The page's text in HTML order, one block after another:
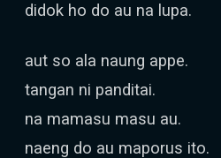
didok ho do au na lupa.
aut so ala naung appe.
tangan ni panditai.
na mamasu masu au.
naeng do au maporus ito.